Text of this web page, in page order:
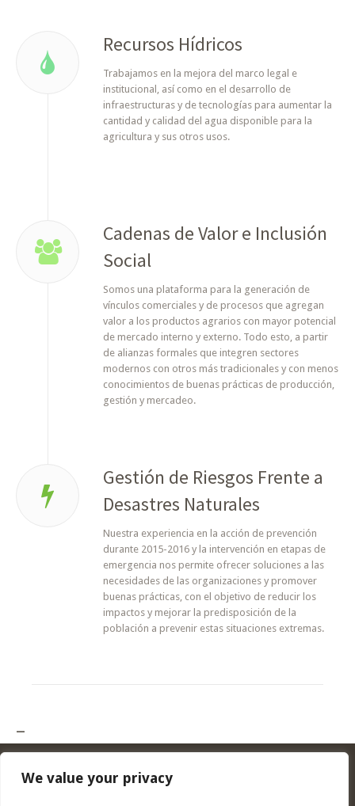
We value your privacy
Recursos Hídricos
Trabajamos en la mejora del marco legal e
institucional, así como en el desarrollo de
infraestructuras y de tecnologías para aumentar la
cantidad y calidad del agua disponible para la
agricultura y sus otros usos.
Cadenas de Valor e Inclusión
Social
Somos una plataforma para la generación de
vínculos comerciales y de procesos que agregan
valor a los productos agrarios con mayor potencial
de mercado interno y externo. Todo esto, a partir
de alianzas formales que integren sectores
modernos con otros más tradicionales y con menos
conocimientos de buenas prácticas de producción,
gestión y mercadeo.
Gestión de Riesgos Frente a
Desastres Naturales
Nuestra experiencia en la acción de prevención
durante 2015-2016 y la intervención en etapas de
emergencia nos permite ofrecer soluciones a las
necesidades de las organizaciones y promover
buenas prácticas, con el objetivo de reducir los
impactos y mejorar la predisposición de la
población a prevenir estas situaciones extremas.
–